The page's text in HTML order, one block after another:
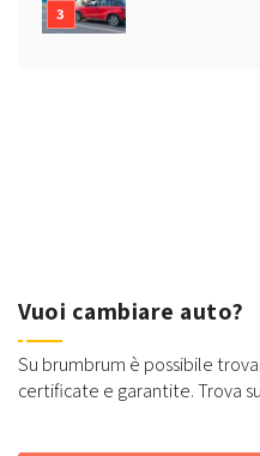
Vuoi cambiare auto?
Su brumbrum è possibile
certificate e garantite. Trova